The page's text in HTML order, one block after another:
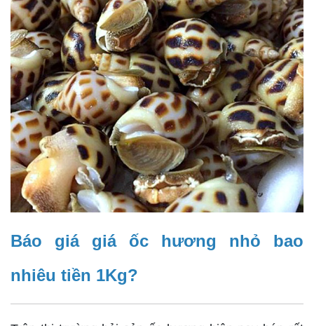
Báo giá giá ốc hương nhỏ bao
nhiêu tiền 1Kg?